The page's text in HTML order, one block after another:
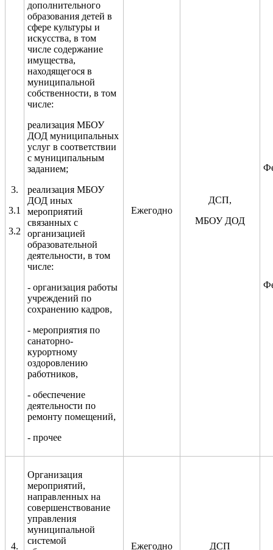
3.
3.1
3.2
дополнительного
образования детей в
сфере культуры и
искусства, в том
числе содержание
имущества,
находящегося в
муниципальной
собственности, в том
числе:
реализация МБОУ
ДОД муниципальных
услуг в соответствии
с муниципальным
заданием;
реализация МБОУ
ДОД иных
мероприятий
связанных с
организацией
образовательной
деятельности, в том
числе:
- организация работы
учреждений по
сохранению кадров,
- мероприятия по
санаторно-
курортному
оздоровлению
работников,
- обеспечение
деятельности по
ремонту помещений,
- прочее
Ежегодно
ДСП,
МБОУ ДОД
4.
Организация
мероприятий,
направленных на
совершенствование
управления
муниципальной
системой
Ежегодно ДСП